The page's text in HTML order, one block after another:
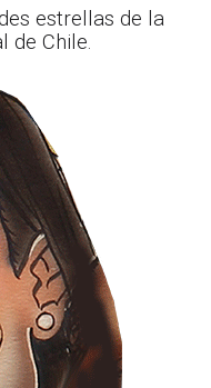
estrellas de la
de Chile.